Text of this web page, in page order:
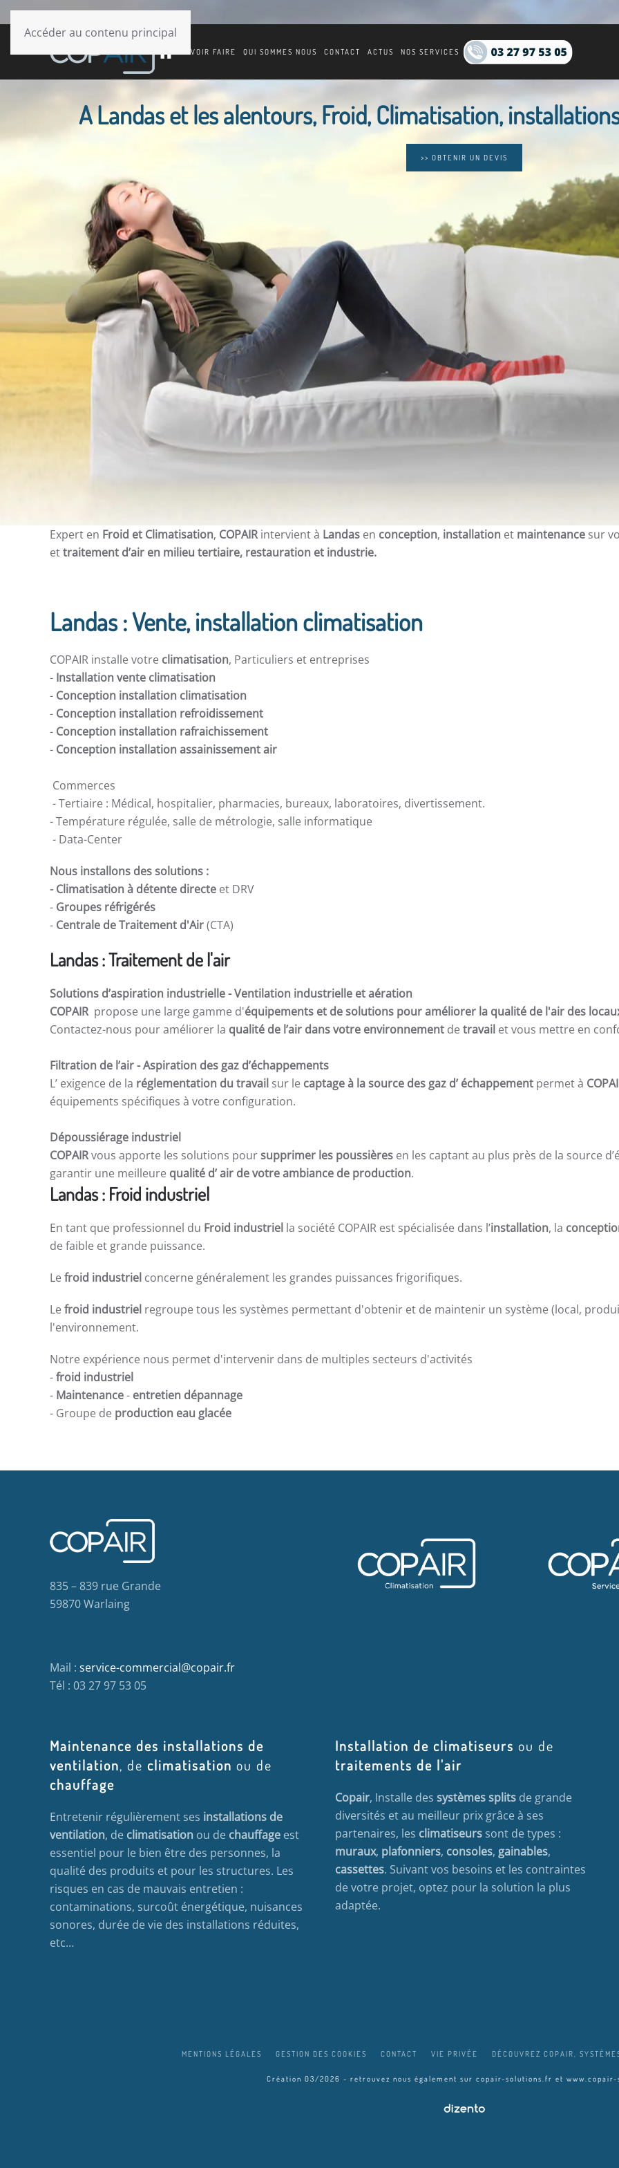
Accéder au contenu principal
SAVOIR FAIRE QUI SOMMES NOUS CONTACT ACTUS NOS SERVICES
A Landas et les alentours, Froid, Climatisation,
>> OBTENIR UN DEVIS
Expert en Froid et Climatisation, COPAIRintervient à Landas en conception, installation et maintenance sur
ettraitement d’air en milieu tertiaire, restauration et industrie.
Landas : Vente, installation climatisation
COPAIR installe votre climatisation, Particuliers et entreprises
- Installation vente climatisation
- Conception installation climatisation
- Conception installation refroidissement
- Conception installation rafraichissement
- Conception installation assainissement air
Commerces
- Tertiaire : Médical, hospitalier, pharmacies, bureaux, laboratoires, divertissement.
- Température régulée, salle de métrologie, salle informatique
- Data-Center
Nous installons des solutions :
- Climatisation à détente directe et DRV
- Groupes réfrigérés
- Centrale de Traitement d'Air(CTA)
Landas : Traitement de l'air
Solutions d’aspiration industrielle -Ventilation industrielle et aération
COPAIR propose une large gamme d'équipements et de solutions pour améliorer la qualité de l'air des
Contactez-nous pour améliorer la qualité de l’air dans votre environnement de travail et vous mettre en
Filtration de l’air- Aspiration des gaz d’échappements
L’ exigence de la réglementation du travail sur le captage à la source des gaz d’ échappement permet à
équipements spécifiques à votre configuration.
Dépoussiérage industriel
COPAIRvous apporte les solutions poursupprimer les poussières en les captant au plus près de la source
garantir une meilleure qualité d’ air de votre ambiance de production.
Landas : Froid industriel
En tant que professionnel du Froid industriel la société COPAIR est spécialisée dans l’installation, la
de faible et grande puissance.
Le froid industriel concerne généralement les grandes puissances frigorifiques.
Le froid industriel regroupe tous les systèmes permettant d'obtenir et de maintenir un système (local,
l'environnement.
Notre expérience nous permet d'intervenir dans de multiples secteurs d'activités
-froid industriel
- Maintenance- entretien dépannage
- Groupe de production eau glacée
835 – 839 rue Grande
59870 Warlaing
Mail : service-commercial@copair.fr
Tél : 03 27 97 53 05
Maintenance des installations de
ventilation, de climatisation ou de
chauffage
Entretenir régulièrement ses installations de
ventilation, de climatisation ou de chauffage est
essentiel pour le bien être des personnes, la
qualité des produits et pour les structures. Les
risques en cas de mauvais entretien :
contaminations, surcoût énergétique, nuisances
sonores, durée de vie des installations réduites,
etc…
Installation de climatiseurs ou de
traitements de l'air
Copair, Installe des systèmes splits de grande
diversités et au meilleur prix grâce à ses
partenaires, les climatiseurs sont de types :
muraux, plafonniers, consoles, gainables,
cassettes. Suivant vos besoins et les contraintes
de votre projet, optez pour la solution la plus
adaptée.
MENTIONS LÉGALES GESTION DES COOKIES CONTACT VIE PRIVÉE DÉCOUVREZ COPAIR,
Création 03/2026 - retrouvez nous également sur copair-solutions.fr et